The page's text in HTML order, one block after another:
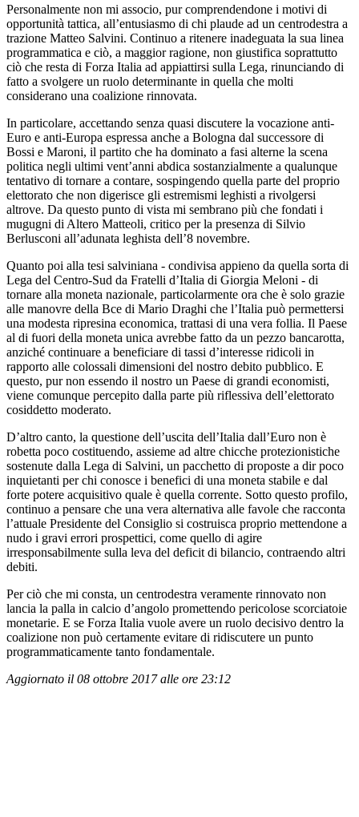
Personalmente non mi associo, pur comprendendone i motivi di
opportunità tattica, all’entusiasmo di chi plaude ad un centrodestra a
trazione Matteo Salvini. Continuo a ritenere inadeguata la sua linea
programmatica e ciò, a maggior ragione, non giustifica soprattutto
ciò che resta di Forza Italia ad appiattirsi sulla Lega, rinunciando di
fatto a svolgere un ruolo determinante in quella che molti
considerano una coalizione rinnovata.
In particolare, accettando senza quasi discutere la vocazione anti-
Euro e anti-Europa espressa anche a Bologna dal successore di
Bossi e Maroni, il partito che ha dominato a fasi alterne la scena
politica negli ultimi vent’anni abdica sostanzialmente a qualunque
tentativo di tornare a contare, sospingendo quella parte del proprio
elettorato che non digerisce gli estremismi leghisti a rivolgersi
altrove. Da questo punto di vista mi sembrano più che fondati i
mugugni di Altero Matteoli, critico per la presenza di Silvio
Berlusconi all’adunata leghista dell’8 novembre.
Quanto poi alla tesi salviniana - condivisa appieno da quella sorta di
Lega del Centro-Sud da Fratelli d’Italia di Giorgia Meloni - di
tornare alla moneta nazionale, particolarmente ora che è solo grazie
alle manovre della Bce di Mario Draghi che l’Italia può permettersi
una modesta ripresina economica, trattasi di una vera follia. Il Paese
al di fuori della moneta unica avrebbe fatto da un pezzo bancarotta,
anziché continuare a beneficiare di tassi d’interesse ridicoli in
rapporto alle colossali dimensioni del nostro debito pubblico. E
questo, pur non essendo il nostro un Paese di grandi economisti,
viene comunque percepito dalla parte più riflessiva dell’elettorato
cosiddetto moderato.
D’altro canto, la questione dell’uscita dell’Italia dall’Euro non è
robetta poco costituendo, assieme ad altre chicche protezionistiche
sostenute dalla Lega di Salvini, un pacchetto di proposte a dir poco
inquietanti per chi conosce i benefici di una moneta stabile e dal
forte potere acquisitivo quale è quella corrente. Sotto questo profilo,
continuo a pensare che una vera alternativa alle favole che racconta
l’attuale Presidente del Consiglio si costruisca proprio mettendone a
nudo i gravi errori prospettici, come quello di agire
irresponsabilmente sulla leva del deficit di bilancio, contraendo altri
debiti.
Per ciò che mi consta, un centrodestra veramente rinnovato non
lancia la palla in calcio d’angolo promettendo pericolose scorciatoie
monetarie. E se Forza Italia vuole avere un ruolo decisivo dentro la
coalizione non può certamente evitare di ridiscutere un punto
programmaticamente tanto fondamentale.
Aggiornato il 08 ottobre 2017 alle ore 23:12